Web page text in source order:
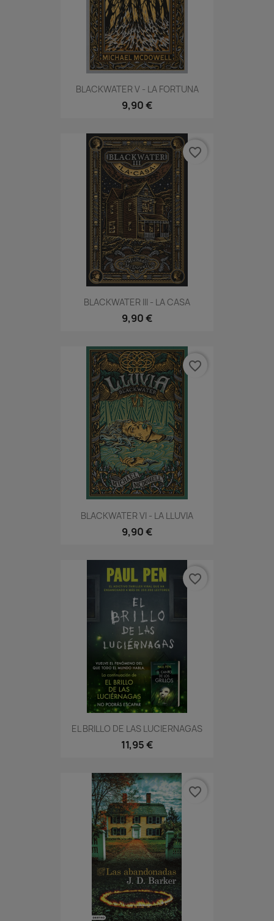
BLACKWATER V - LA FORTUNA
9,90 €
BLACKWATER III - LA CASA
9,90 €
favorite_border
BLACKWATER VI - LA LLUVIA
9,90 €
favorite_border
EL BRILLO DE LAS LUCIERNAGAS
11,95 €
favorite_border
favorite_border